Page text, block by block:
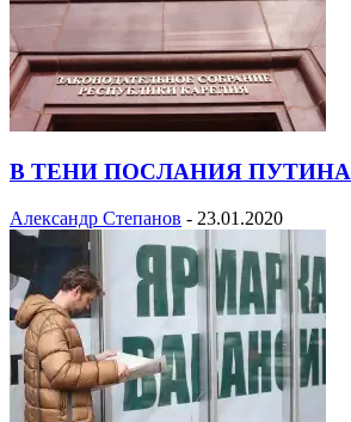
В ТЕНИ ПОСЛАНИЯ ПУТИНА
Александр Степанов - 23.01.2020